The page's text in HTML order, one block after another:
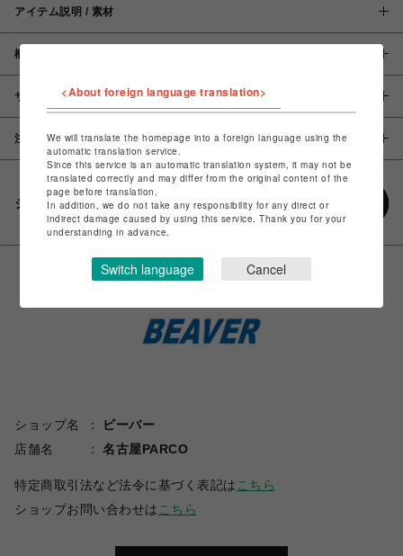
アイテム説明 / 素材
概要
サイズ
注意事項
シェアする
ショップ名
ビーバー
店舗名
名古屋PARCO
特定商取引法など法令に基づく表記は こちら
ショップお問い合わせは こちら
<About foreign language translation>
We will translate the homepage into a foreign language using the
automatic translation service.
Since this service is an automatic translation system, it may not be
translated correctly and may differ from the original content of the
page before translation.
In addition, we do not take any responsibility for any direct or
indirect damage caused by using this service. Thank you for your
understanding in advance.
Switch language Cancel